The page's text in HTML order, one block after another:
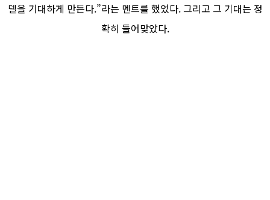
델을 기대하게 만든다.”라는 멘트를 했었다. 그리고 그 기대는 정
확히 들어맞았다.